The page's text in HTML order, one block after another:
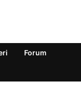
Forum